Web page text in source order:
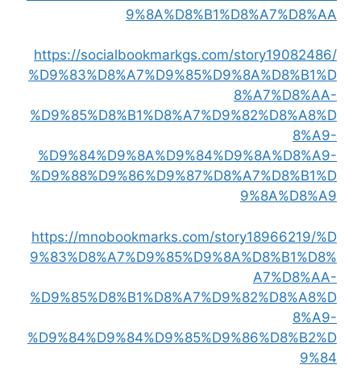
9%8A%D8%B1%D8%A7%D8%AA
https://socialbookmarkgs.com/story19082486/
%D9%83%D8%A7%D9%85%D9%8A%D8%B1%D
8%A7%D8%AA-
%D9%85%D8%B1%D8%A7%D9%82%D8%A8%D
8%A9-
%D9%84%D9%8A%D9%84%D9%8A%D8%A9-
%D9%88%D9%86%D9%87%D8%A7%D8%B1%D
9%8A%D8%A9
https://mnobookmarks.com/story18966219/%D
9%83%D8%A7%D9%85%D9%8A%D8%B1%D8%
A7%D8%AA-
%D9%85%D8%B1%D8%A7%D9%82%D8%A8%D
8%A9-
%D9%84%D9%84%D9%85%D9%86%D8%B2%D
9%84